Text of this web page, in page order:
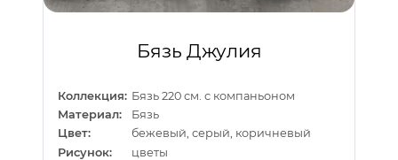
Бязь Джулия
Коллекция: Бязь 220 см. с компаньоном
Материал:
Бязь
Цвет:
бежевый, серый, коричневый
Рисунок:
цветы